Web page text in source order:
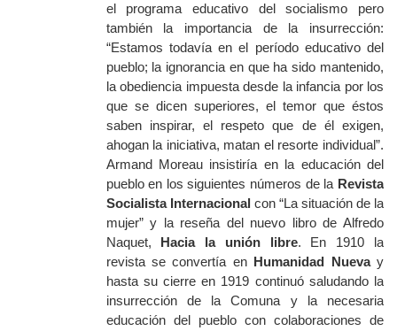
el programa educativo del socialismo pero
también la importancia de la insurrección:
“Estamos todavía en el período educativo del
pueblo; la ignorancia en que ha sido mantenido,
la obediencia impuesta desde la infancia por los
que se dicen superiores, el temor que éstos
saben inspirar, el respeto que de él exigen,
ahogan la iniciativa, matan el resorte individual”.
Armand Moreau insistiría en la educación del
pueblo en los siguientes números de la Revista
Socialista Internacional con “La situación de la
mujer” y la reseña del nuevo libro de Alfredo
Naquet, Hacia la unión libre. En 1910 la
revista se convertía en Humanidad Nuevay
hasta su cierre en 1919 continuó saludando la
insurrección de la Comuna y la necesaria
educación del pueblo con colaboraciones de